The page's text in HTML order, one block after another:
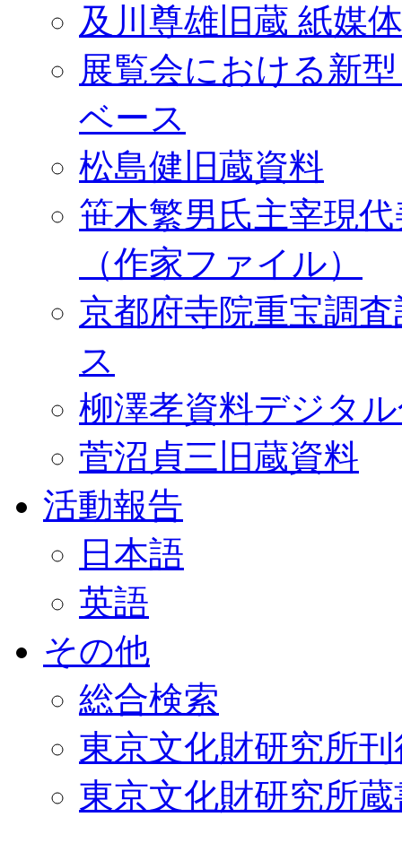
及川尊雄旧蔵 紙媒
展覧会における新
ベース
松島健旧蔵資料
笹木繁男氏主宰現
（作家ファイル）
京都府寺院重宝調
ス
柳澤孝資料デジタ
菅沼貞三旧蔵資料
活動報告
日本語
英語
その他
総合検索
東京文化財研究所
東京文化財研究所